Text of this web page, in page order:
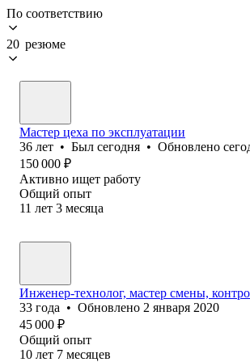
По соответствию
20 резюме
Мастер цеха по эксплуатации
36 лет • Был сегодня • Обновлено
150 000 ₽
Активно ищет работу
Общий опыт
11 лет 3 месяца
Инженер-технолог, мастер смены,
33 года • Обновлено 2 января 2020
45 000 ₽
Общий опыт
10 лет 7 месяцев